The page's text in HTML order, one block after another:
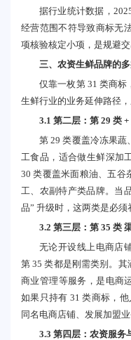
据行业统计数据，
经营范围不符导致商标无
项核验核定小项，是规避交
三、农资生鲜品牌的
仅靠一枚第 31 类商
生鲜行业的业务延伸路径
3.1 第二层：第 29 类
第 29 类覆盖冷冻果
工食品，适合做生鲜深加
30 类覆盖米面粮油、五谷
工、农副特产类品牌。当
品” 升级时，这两类是必须
3.2 第三层：第 35 类
无论开设线上电商店
第 35 类都是刚需类别。
商业管理等服务，是电商
如果只持有 31 类商标，
同名电商店铺、发展加盟
3.3 第四层：农资服务